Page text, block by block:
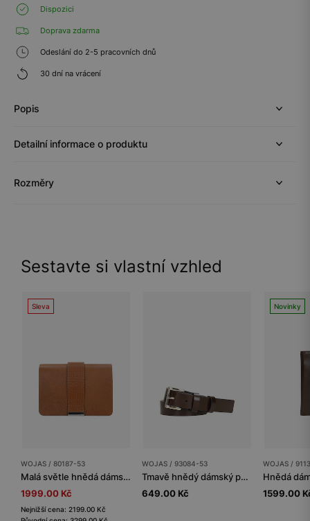
Dispozici
Doprava zdarma
Odeslání do 2-5 pracovních dnů
30 dní na vrácení
Popis
Detailní informace o produktu
Rozměry
Sestavte si vlastní vzhled
Sleva
WOJAS / 80187-53
Malá světle hnědá dámská kabelka s ozdobným řemínkem
1999.00 Kč
Nejnižší cena: 2199.00 Kč
WOJAS / 93084-53
Tmavě hnědý dámský pásek se zlatou sponou
649.00 Kč
Novinky
WOJAS /
1599.00